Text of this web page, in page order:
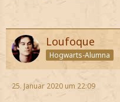
Loufoque
Hogwarts-Alumna
25. Januar 2020 um 22:09